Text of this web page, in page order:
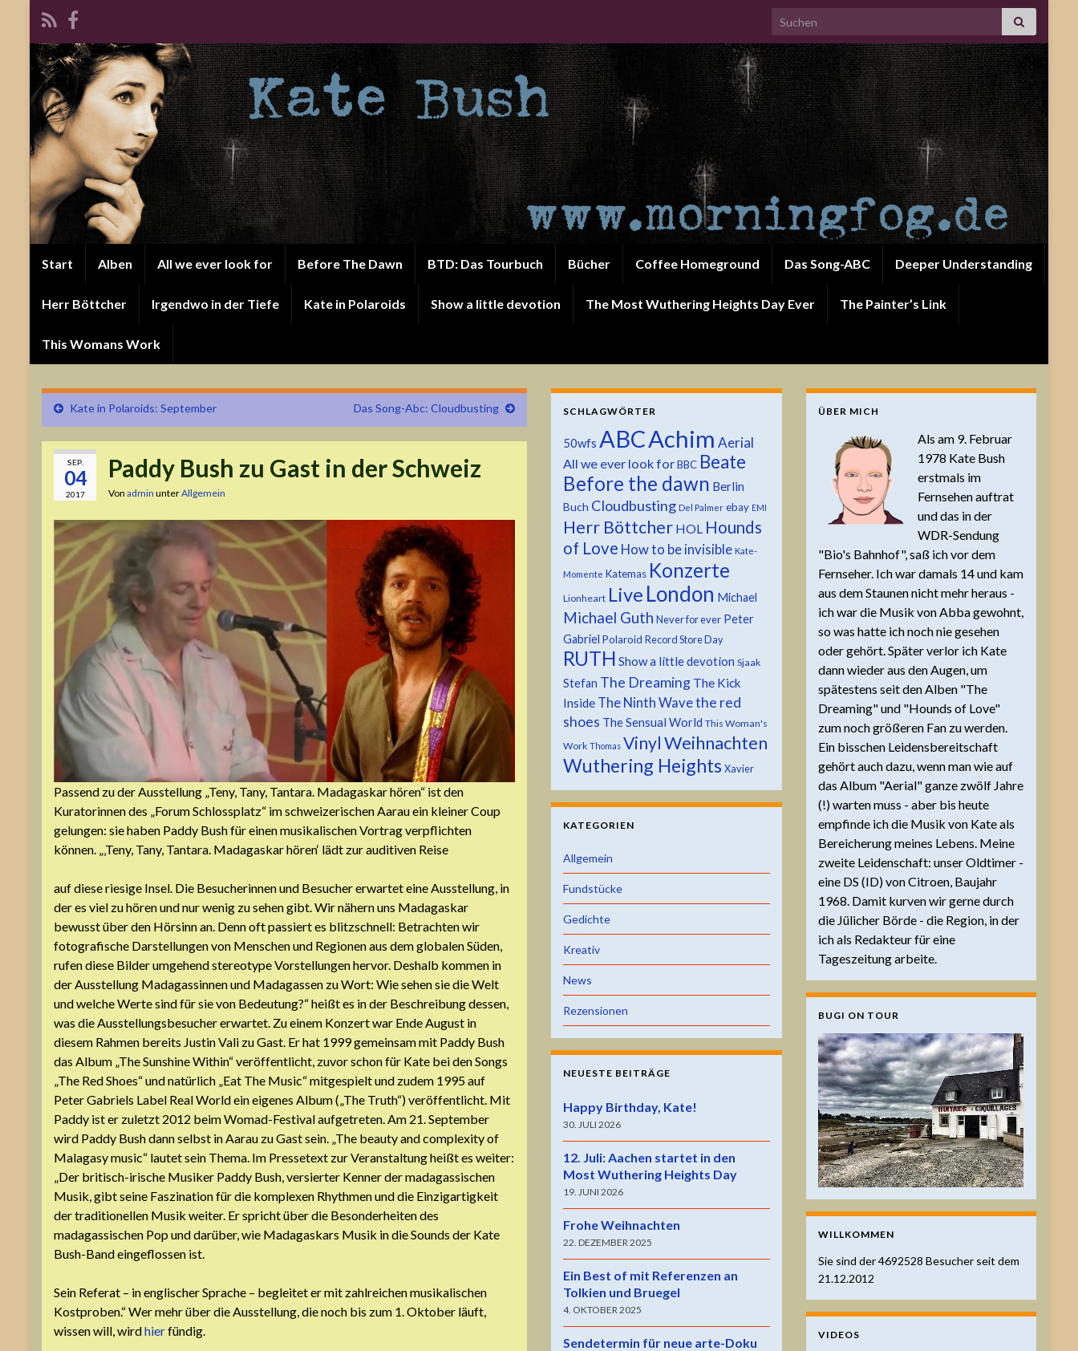
Search for:
Start Alben All we ever look for Before The Dawn BTD: Das Tourbuch Bücher Coffee Homeground Das Song-ABC Deeper Understanding
Herr Böttcher Irgendwo in der Tiefe Kate in Polaroids Show a little devotion The Most Wuthering Heights Day Ever The Painter’s Link
This Womans Work
Kate in Polaroids: September Das Song-Abc: Cloudbusting
SEP.
04
2017
Paddy Bush zu Gast in der Schweiz
Von admin unterAllgemein
Passend zu der Ausstellung „Teny, Tany, Tantara. Madagaskar hören“ ist den
Kuratorinnen des „Forum Schlossplatz“ im schweizerischen Aarau ein kleiner Coup
gelungen: sie haben Paddy Bush für einen musikalischen Vortrag verpflichten
können. „‚Teny, Tany, Tantara. Madagaskar hören‘ lädt zur auditiven Reise
auf diese riesige Insel. Die Besucherinnen und Besucher erwartet eine Ausstellung, in
der es viel zu hören und nur wenig zu sehen gibt. Wir nähern uns Madagaskar
bewusst über den Hörsinn an. Denn oft passiert es blitzschnell: Betrachten wir
fotografische Darstellungen von Menschen und Regionen aus dem globalen Süden,
rufen diese Bilder umgehend stereotype Vorstellungen hervor. Deshalb kommen in
der Ausstellung Madagassinnen und Madagassen zu Wort: Wie sehen sie die Welt
und welche Werte sind für sie von Bedeutung?“ heißt es in der Beschreibung dessen,
was die Ausstellungsbesucher erwartet. Zu einem Konzert war Ende August in
diesem Rahmen bereits Justin Vali zu Gast. Er hat 1999 gemeinsam mit Paddy Bush
das Album „The Sunshine Within“ veröffentlicht, zuvor schon für Kate bei den Songs
„The Red Shoes“ und natürlich „Eat The Music“ mitgespielt und zudem 1995 auf
Peter Gabriels Label Real World ein eigenes Album („The Truth“) veröffentlicht. Mit
Paddy ist er zuletzt 2012 beim Womad-Festival aufgetreten. Am 21. September
wird Paddy Bush dann selbst in Aarau zu Gast sein. „The beauty and complexity of
Malagasy music“ lautet sein Thema. Im Pressetext zur Veranstaltung heißt es weiter:
„Der britisch-irische Musiker Paddy Bush, versierter Kenner der madagassischen
Musik, gibt seine Faszination für die komplexen Rhythmen und die Einzigartigkeit
der traditionellen Musik weiter. Er spricht über die Besonderheiten des
madagassischen Pop und darüber, wie Madagaskars Musik in die Sounds der Kate
Bush-Band eingeflossen ist.
Sein Referat – in englischer Sprache – begleitet er mit zahlreichen musikalischen
Kostproben.“ Wer mehr über die Ausstellung, die noch bis zum 1. Oktober läuft,
wissen will, wirdhierfündig.
SCHLAGWÖRTER
50wfs ABCAchim Aerial
All we ever look forBBC Beate
Before the dawn Berlin
Buch Cloudbusting Del Palmer ebay EMI
Herr Böttcher HOL Hounds
of Love How to be invisible Kate-
Momente Katemas Konzerte
Lionheart Live London Michael
Michael Guth Never for ever Peter
Gabriel Polaroid Record Store Day
RUTH Show a little devotion Sjaak
Stefan The Dreaming The Kick
Inside The Ninth Wavethe red
shoes The Sensual World This Woman's
Work Thomas VinylWeihnachten
Wuthering Heights Xavier
KATEGORIEN
Allgemein
Fundstücke
Gedichte
Kreativ
News
Rezensionen
NEUESTE BEITRÄGE
Happy Birthday, Kate!
30. JULI 2026
12. Juli: Aachen startet in den
Most Wuthering Heights Day
19. JUNI 2026
Frohe Weihnachten
22. DEZEMBER 2025
Ein Best of mit Referenzen an
Tolkien und Bruegel
4. OKTOBER 2025
Sendetermin für neue arte-Doku
ÜBER MICH
Als am 9. Februar
1978 Kate Bush
erstmals im
Fernsehen auftrat
und das in der
WDR-Sendung
"Bio's Bahnhof", saß ich vor dem
Fernseher. Ich war damals 14 und kam
aus dem Staunen nicht mehr heraus -
ich war die Musik von Abba gewohnt,
so was hatte ich noch nie gesehen
oder gehört. Später verlor ich Kate
dann wieder aus den Augen, um
spätestens seit den Alben "The
Dreaming" und "Hounds of Love"
zum noch größeren Fan zu werden.
Ein bisschen Leidensbereitschaft
gehört auch dazu, wenn man wie auf
das Album "Aerial" ganze zwölf Jahre
(!) warten muss - aber bis heute
empfinde ich die Musik von Kate als
Bereicherung meines Lebens. Meine
zweite Leidenschaft: unser Oldtimer -
eine DS (ID) von Citroen, Baujahr
1968. Damit kurven wir gerne durch
die Jülicher Börde - die Region, in der
ich als Redakteur für eine
Tageszeitung arbeite.
BUGI ON TOUR
WILLKOMMEN
Sie sind der4692528 Besucher seit dem
21.12.2012
VIDEOS